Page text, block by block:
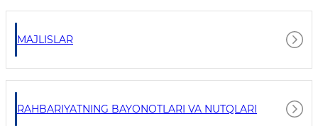
MAJLISLAR
RAHBARIYATNING BAYONOTLARI VA NUTQLARI